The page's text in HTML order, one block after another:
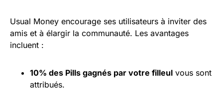
Usual Money encourage ses utilisateurs à inviter des
amis et à élargir la communauté. Les avantages
incluent :
10% des Pills gagnés par votre filleul vous sont
attribués.